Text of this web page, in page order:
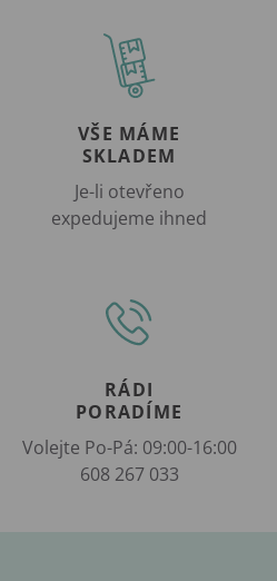
VŠE MÁME
SKLADEM
Je-li otevřeno
expedujeme ihned
RÁDI
PORADÍME
Volejte Po-Pá: 09:00-16:00
608 267 033